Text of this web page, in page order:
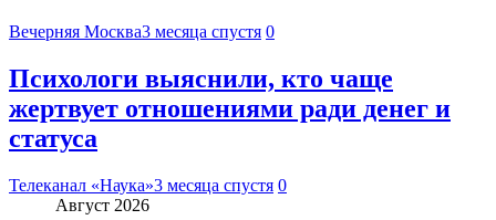
Вечерняя Москва3 месяца спустя 0
Психологи выяснили, кто чаще
жертвует отношениями ради денег и
статуса
Телеканал «Наука»3 месяца спустя 0
Август 2026